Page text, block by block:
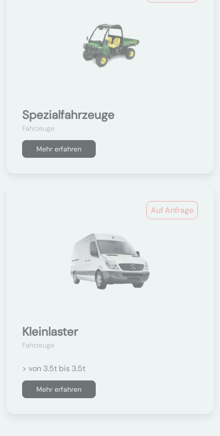
Spezialfahrzeuge
Fahrzeuge
Mehr erfahren
Auf Anfrage
Kleinlaster
Fahrzeuge
> von 3.5t bis 3.5t
Mehr erfahren